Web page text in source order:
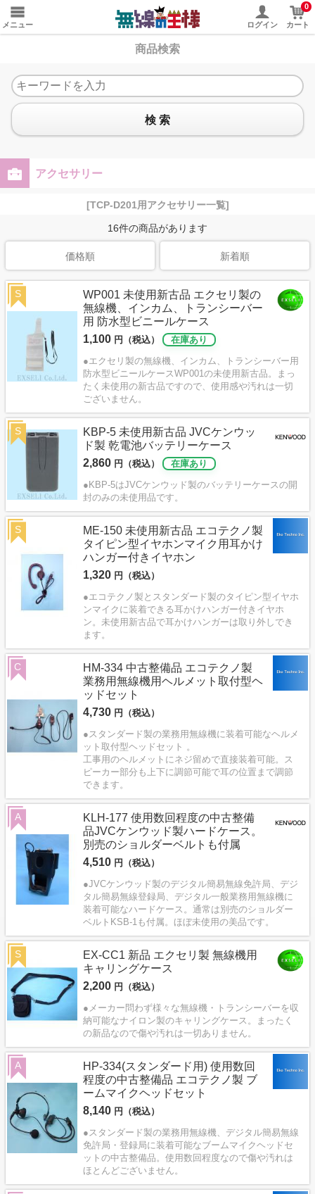
メニュー ログイン
0
カート
商品検索
検 索
アクセサリー
[TCP-D201用アクセサリー一覧]
16件の商品があります
価格順 新着順
WP001 未使用新古品 エクセリ製の
無線機、インカム、トランシーバー
用 防水型ビニールケース
1,100 円（税込）
在庫あり
●エクセリ製の無線機、インカム、トランシーバー用
防水型ビニールケースWP001の未使用新古品。まっ
たく未使用の新古品ですので、使用感や汚れは一切
ございません。
S
KBP-5 未使用新古品 JVCケンウッ
ド製 乾電池バッテリーケース
2,860 円（税込）
在庫あり
●KBP-5はJVCケンウッド製のバッテリーケースの開
封のみの未使用品です。
S
ME-150 未使用新古品 エコテクノ製
タイピン型イヤホンマイク用耳かけ
ハンガー付きイヤホン
1,320 円（税込）
●エコテクノ製とスタンダード製のタイピン型イヤホ
ンマイクに装着できる耳かけハンガー付きイヤホ
ン。未使用新古品で耳かけハンガーは取り外しでき
ます。
S
HM-334 中古整備品 エコテクノ製
業務用無線機用ヘルメット取付型ヘ
ッドセット
4,730 円（税込）
●スタンダード製の業務用無線機に装着可能なヘルメ
ット取付型ヘッドセット 。
工事用のヘルメットにネジ留めで直接装着可能。ス
ピーカー部分も上下に調節可能で耳の位置まで調節
できます。
C
KLH-177 使用数回程度の中古整備
品JVCケンウッド製ハードケース。
別売のショルダーベルトも付属
4,510 円（税込）
●JVCケンウッド製のデジタル簡易無線免許局、デジ
タル簡易無線登録局、デジタル一般業務用無線機に
装着可能なハードケース。通常は別売のショルダー
ベルトKSB-1も付属。ほぼ未使用の美品です。
A
EX-CC1 新品 エクセリ製 無線機用
キャリングケース
2,200 円（税込）
●メーカー問わず様々な無線機・トランシーバーを収
納可能なナイロン製のキャリングケース。まったく
の新品なので傷や汚れは一切ありません。
S
HP-334(スタンダード用) 使用数回
程度の中古整備品 エコテクノ製 ブ
ームマイクヘッドセット
8,140 円（税込）
●スタンダード製の業務用無線機、デジタル簡易無線
免許局・登録局に装着可能なブームマイクヘッドセ
ットの中古整備品。使用数回程度なので傷や汚れは
ほとんどございません。
A